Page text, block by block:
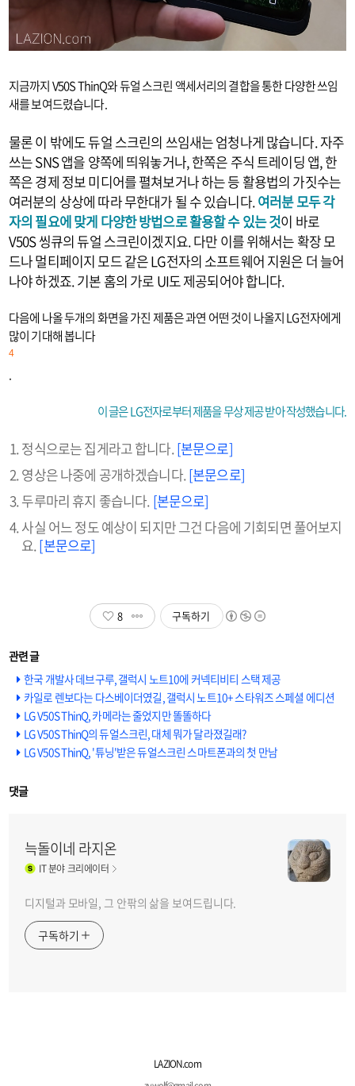
지금까지 V50S ThinQ와 듀얼 스크린 액세서리의 결합을 통한 다양한 쓰임
새를 보여드렸습니다.
물론 이 밖에도 듀얼 스크린의 쓰임새는 엄청나게 많습니다. 자주
쓰는 SNS 앱을 양쪽에 띄워놓거나, 한쪽은 주식 트레이딩 앱, 한
쪽은 경제 정보 미디어를 펼쳐보거나 하는 등 활용법의 가짓수는
여러분의 상상에 따라 무한대가 될 수 있습니다. 여러분 모두 각
자의 필요에 맞게 다양한 방법으로 활용할 수 있는 것이 바로
V50S 씽큐의 듀얼 스크린이겠지요. 다만 이를 위해서는 확장 모
드나 멀티페이지 모드 같은 LG전자의 소프트웨어 지원은 더 늘어
나야 하겠죠. 기본 홈의 가로 UI도 제공되어야 합니다.
다음에 나올 두개의 화면을 가진 제품은 과연 어떤 것이 나올지 LG전자에게
많이 기대해 봅니다
4
.
이 글은 LG전자로부터 제품을 무상 제공 받아 작성했습니다.
정식으로는 집게라고 합니다. [본문으로]
영상은 나중에 공개하겠습니다. [본문으로]
두루마리 휴지 좋습니다. [본문으로]
사실 어느 정도 예상이 되지만 그건 다음에 기회되면 풀어보지
요. [본문으로]
8 구독하기
한국 개발사 데브구루, 갤럭시 노트10에 커넥티비티 스택 제공
카일로 렌보다는 다스베이더였길, 갤럭시 노트10+ 스타워즈 스페셜 에디션
LG V50S ThinQ, 카메라는 줄었지만 똘똘하다
LG V50S ThinQ의 듀얼스크린, 대체 뭐가 달라졌길래?
LG V50S ThinQ, '튜닝'받은 듀얼스크린 스마트폰과의 첫 만남
댓글
늑돌이네 라지온
IT분야 크리에이터
디지털과 모바일, 그 안팎의 삶을 보여드립니다.
구독하기
LAZION.com